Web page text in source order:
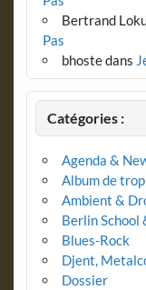
Bertrand
Pas
bhostedans
Catégories :
Agenda &
Album de trop
Ambient &
Berlin School
Blues-Rock
Djent,
Dossier